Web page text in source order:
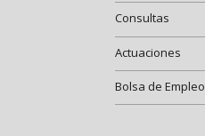
Consultas
Actuaciones
Bolsa de Empleo